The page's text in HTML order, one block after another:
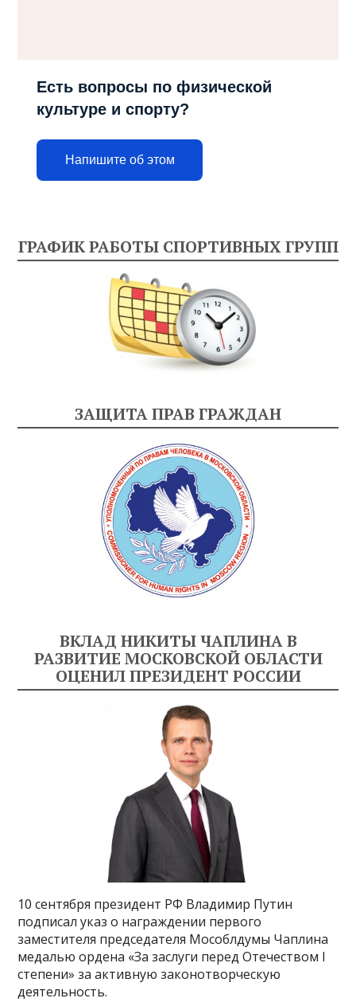
Есть вопросы по физической
культуре и спорту?
Напишите об этом
ГРАФИК РАБОТЫ СПОРТИВНЫХ ГРУПП
ЗАЩИТА ПРАВ ГРАЖДАН
ВКЛАД НИКИТЫ ЧАПЛИНА В
РАЗВИТИЕ МОСКОВСКОЙ ОБЛАСТИ
ОЦЕНИЛ ПРЕЗИДЕНТ РОССИИ
10 сентября президент РФ Владимир Путин
подписал указ о награждении первого
заместителя председателя Мособлдумы Чаплина
медалью ордена «За заслуги перед Отечеством I
степени» за активную законотворческую
деятельность.